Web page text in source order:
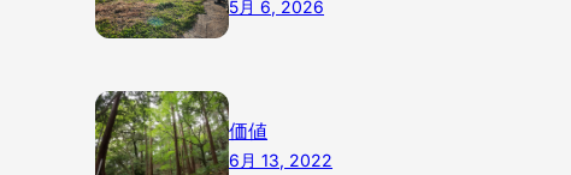
5月 6, 2026
価値
6月 13, 2022